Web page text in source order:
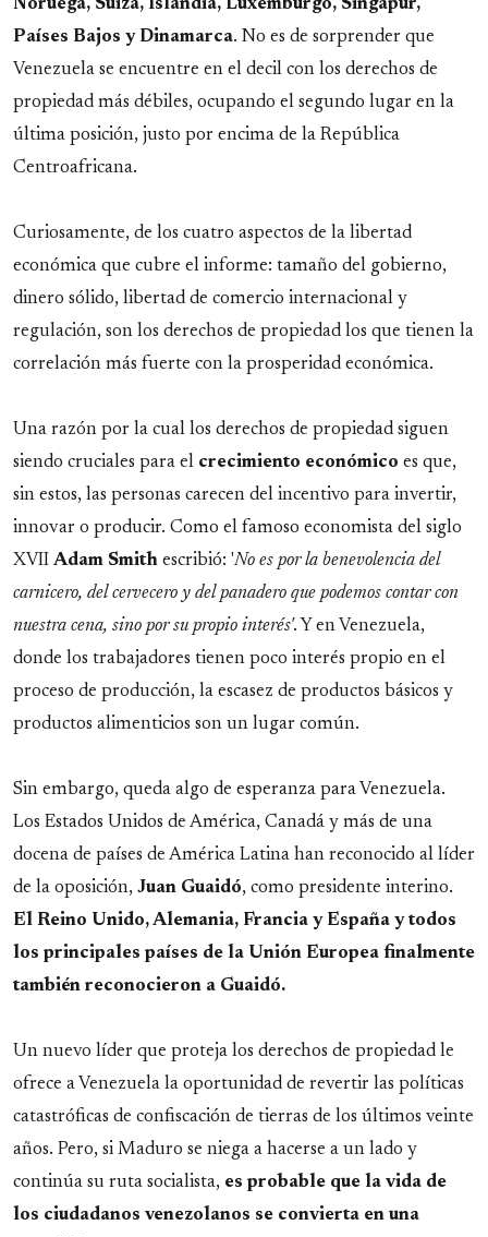
Noruega, Suiza, Islandia, Luxemburgo, Singapur,
Países Bajos y Dinamarca. No es de sorprender que
Venezuela se encuentre en el decil con los derechos de
propiedad más débiles, ocupando el segundo lugar en la
última posición, justo por encima de la República
Centroafricana.
Curiosamente, de los cuatro aspectos de la libertad
económica que cubre el informe: tamaño del gobierno,
dinero sólido, libertad de comercio internacional y
regulación, son los derechos de propiedad los que tienen la
correlación más fuerte con la prosperidad económica.
Una razón por la cual los derechos de propiedad siguen
siendo cruciales para el crecimiento económico es que,
sin estos, las personas carecen del incentivo para invertir,
innovar o producir. Como el famoso economista del siglo
XVII Adam Smith escribió: 'No es por la benevolencia del
carnicero, del cervecero y del panadero que podemos contar con
nuestra cena, sino por su propio interés'. Y en Venezuela,
donde los trabajadores tienen poco interés propio en el
proceso de producción, la escasez de productos básicos y
productos alimenticios son un lugar común.
Sin embargo, queda algo de esperanza para Venezuela.
Los Estados Unidos de América, Canadá y más de una
docena de países de América Latina han reconocido al líder
de la oposición, Juan Guaidó, como presidente interino.
El Reino Unido, Alemania, Francia y España y todos
los principales países de la Unión Europea finalmente
también reconocieron a Guaidó.
Un nuevo líder que proteja los derechos de propiedad le
ofrece a Venezuela la oportunidad de revertir las políticas
catastróficas de confiscación de tierras de los últimos veinte
años. Pero, si Maduro se niega a hacerse a un lado y
continúa su ruta socialista, es probable que la vida de
los ciudadanos venezolanos se convierta en una